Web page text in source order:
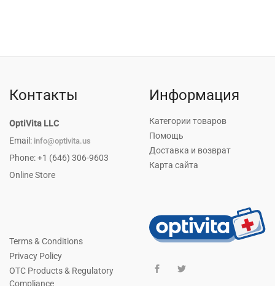
Контакты
OptiVita LLC
Email: info@optivita.us
Phone: +1 (646) 306-9603
Online Store
Информация
Категории товаров
Помощь
Доставка и возврат
Карта сайта
Terms & Conditions
Privacy Policy
OTC Products & Regulatory
Compliance